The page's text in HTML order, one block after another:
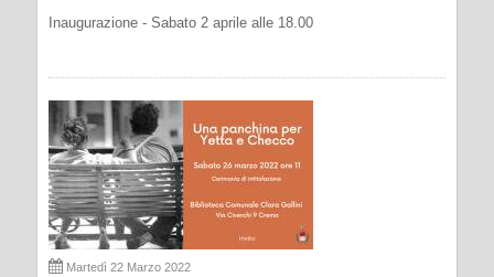
Inaugurazione - Sabato 2 aprile alle 18.00
Martedì 22 Marzo 2022